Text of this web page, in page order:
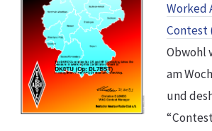
Worked
Contest
Obwohl
am
und